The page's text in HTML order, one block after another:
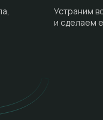
Устраним
и сделаем